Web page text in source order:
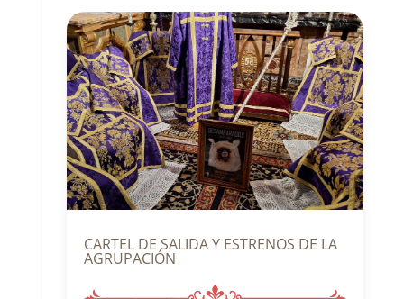
CARTEL DE SALIDA Y ESTRENOS DE LA
AGRUPACIÓN